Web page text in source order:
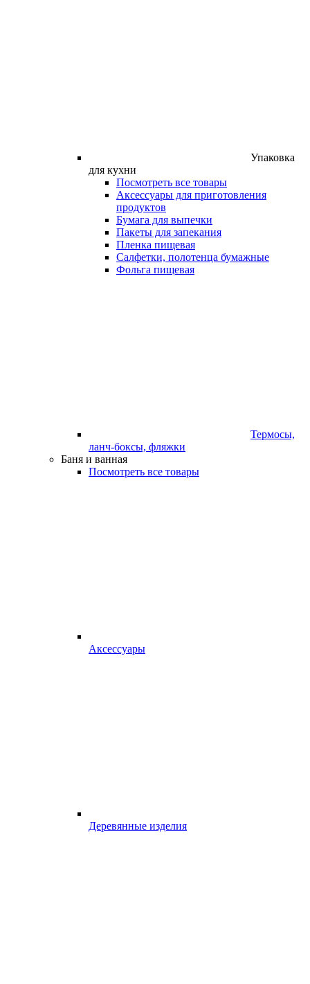
Упаковка
для кухни
Посмотреть все товары
Аксессуары для приготовления
продуктов
Бумага для выпечки
Пакеты для запекания
Пленка пищевая
Салфетки, полотенца бумажные
Фольга пищевая
Термосы,
ланч-боксы, фляжки
Баня и ванная
Посмотреть все товары
Аксессуары
Деревянные изделия